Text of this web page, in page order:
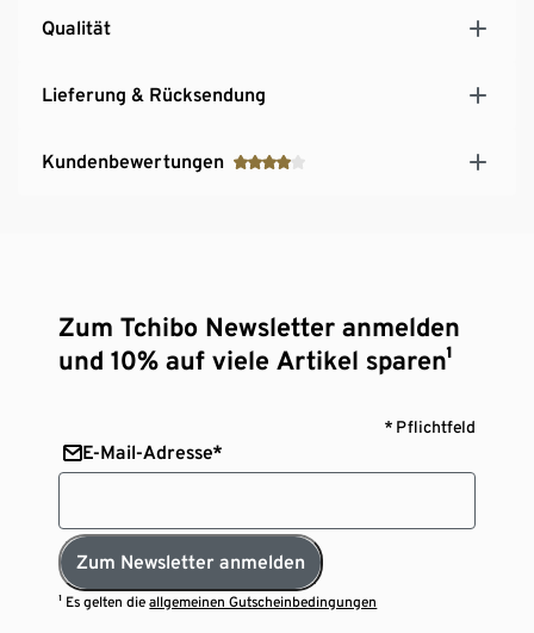
Qualität
Lieferung & Rücksendung
Kundenbewertungen
Zum Tchibo Newsletter anmelden
und 10% auf viele Artikel sparen¹
* Pflichtfeld
E-Mail-Adresse*
Zum Newsletter anmelden
¹ Es gelten dieallgemeinen Gutscheinbedingungen